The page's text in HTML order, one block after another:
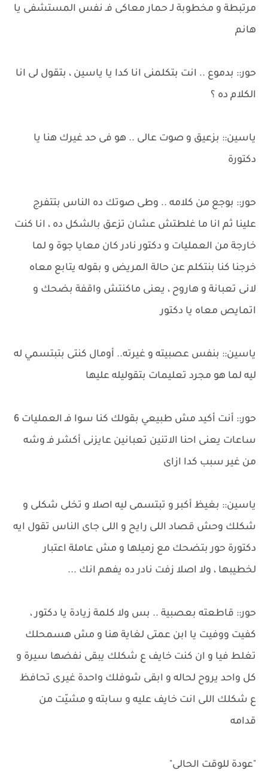
مرتبطة و مخطوبة لـ حمار معاكى فـ نفس المستشفى يا
هانم
حور:: بدموع .. انت بتكلمنى انا كدا يا ياسين ، بتقول لى انا
الكلام ده ؟
ياسين:: بزعيق و صوت عالى .. هو فى حد غيرك هنا يا
دكتورة
حور:: بوجع من كلامه .. وطى صوتك ده الناس بتتفرج
علينا ثم انا ما غلطتش عشان تزعق بالشكل ده ، انا كنت
خارجة من العمليات و دكتور نادر كان معايا جوة و لما
خرجنا كنا بنتكلم عن حالة المريض و بقوله يتابع معاه
لانى تعبانة و هاروح ، يعنى ماكنتش واقفة بضحك و
اتمايص معاه يا دكتور
ياسين:: بنفس عصبيته و غيرته.. أومال كنتى بتبتسمي له
ليه لما هو مجرد تعليمات بتقوليله عليها
حور:: أنت أكيد مش طبيعي بقولك كنا سوا فـ العمليات 6
ساعات يعنى احنا الاتنين تعبانين عايزنى أكشر فـ وشه
من غير سبب كدا ازاى
ياسين:: بغيظ أكبر و تبتسمى ليه اصلا و تخلى شكلى و
شكلك وحش قصاد اللى رايح و اللى جاى الناس تقول ايه
دكتورة حور بتضحك مع زميلها و مش عاملة اعتبار
لخطيبها ، ولا اصلا زفت نادر ده يفهم انك ...
حور:: قاطعته بعصبية .. بس ولا كلمة زيادة يا دكتور ،
كفيت ووفيت يا ابن عمتى لغاية هنا و مش هسمحلك
تغلط فيا و ان كنت خايف ع شكلك يبقى نفضها سيرة و
كل واحد يروح لحاله و ابقى شوفلك واحدة غيرى تحافظ
ع شكلك اللى انت خايف عليه و سابته و مشيّت من
قدامه
"عودة للوقت الحالى"